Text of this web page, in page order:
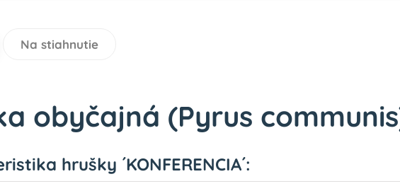
Na stiahnutie
obyčajná (Pyrus
hrušky ´KONFERENCIA´: